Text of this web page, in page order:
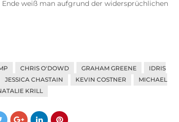
weiß man aufgrund der widersprüchlichen
CHRIS O'DOWD GRAHAM GREENE
IDRIS
JESSICA CHASTAIN KEVIN COSTNER
MICHAEL
KRILL